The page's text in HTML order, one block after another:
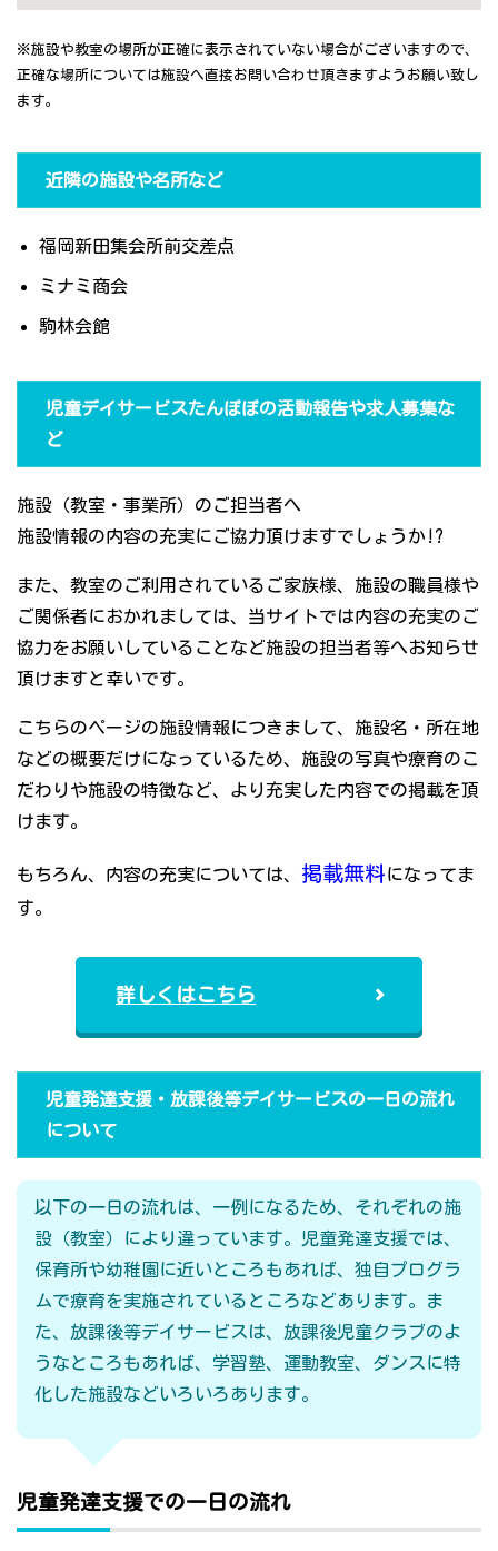
※施設や教室の場所が正確に表示されていない場合がございますので、
正確な場所については施設へ直接お問い合わせ頂きますようお願い致し
ます。
近隣の施設や名所など
福岡新田集会所前交差点
ミナミ商会
駒林会館
児童デイサービスたんぽぽの活動報告や求人募集な
ど
施設（教室・事業所）のご担当者へ
施設情報の内容の充実にご協力頂けますでしょうか!?
また、教室のご利用されているご家族様、施設の職員様や
ご関係者におかれましては、当サイトでは内容の充実のご
協力をお願いしていることなど施設の担当者等へお知らせ
頂けますと幸いです。
こちらのページの施設情報につきまして、施設名・所在地
などの概要だけになっているため、施設の写真や療育のこ
だわりや施設の特徴など、より充実した内容での掲載を頂
けます。
もちろん、内容の充実については、 掲載無料になってま
す。
詳しくはこちら
児童発達支援・放課後等デイサービスの一日の流れ
について
以下の一日の流れは、一例になるため、それぞれの施
設（教室）により違っています。児童発達支援では、
保育所や幼稚園に近いところもあれば、独自プログラ
ムで療育を実施されているところなどあります。ま
た、放課後等デイサービスは、放課後児童クラブのよ
うなところもあれば、学習塾、運動教室、ダンスに特
化した施設などいろいろあります。
児童発達支援での一日の流れ